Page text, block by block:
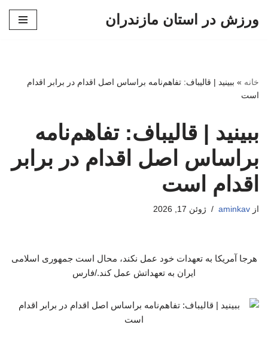
ورزش در استان مازندران
خانه » ببینید | قالیباف: تفاهم‌نامه براساس اصل اقدام در برابر اقدام
است
ببینید | قالیباف: تفاهم‌نامه
براساس اصل اقدام در برابر
اقدام است
از aminkav ژوئن 17, 2026
هرجا آمریکا به تعهدات خود عمل نکند، محال است جمهوری اسلامی
ایران به تعهداتش عمل کند./فارس